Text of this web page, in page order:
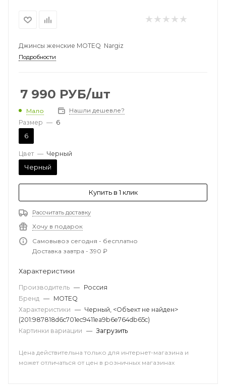
Джинсы женские MOTEQ Nargiz
Подробности
7 990 РУБ/шт
Мало
Нашли дешевле?
Размер — 6
6
Цвет — Черный
Черный
Купить в 1 клик
Рассчитать доставку
Хочу в подарок
Самовывоз сегодня - бесплатно
Доставка завтра - 390 ₽
Характеристики
Производитель — Россия
Бренд — MOTEQ
Характеристики — Черный, <Объект не найден>
(201:987818d6c701ec9411ea9b6e764db65c)
Картинки вариации — Загрузить
Цена действительна только для интернет-магазина и
может отличаться от цен в розничных магазинах